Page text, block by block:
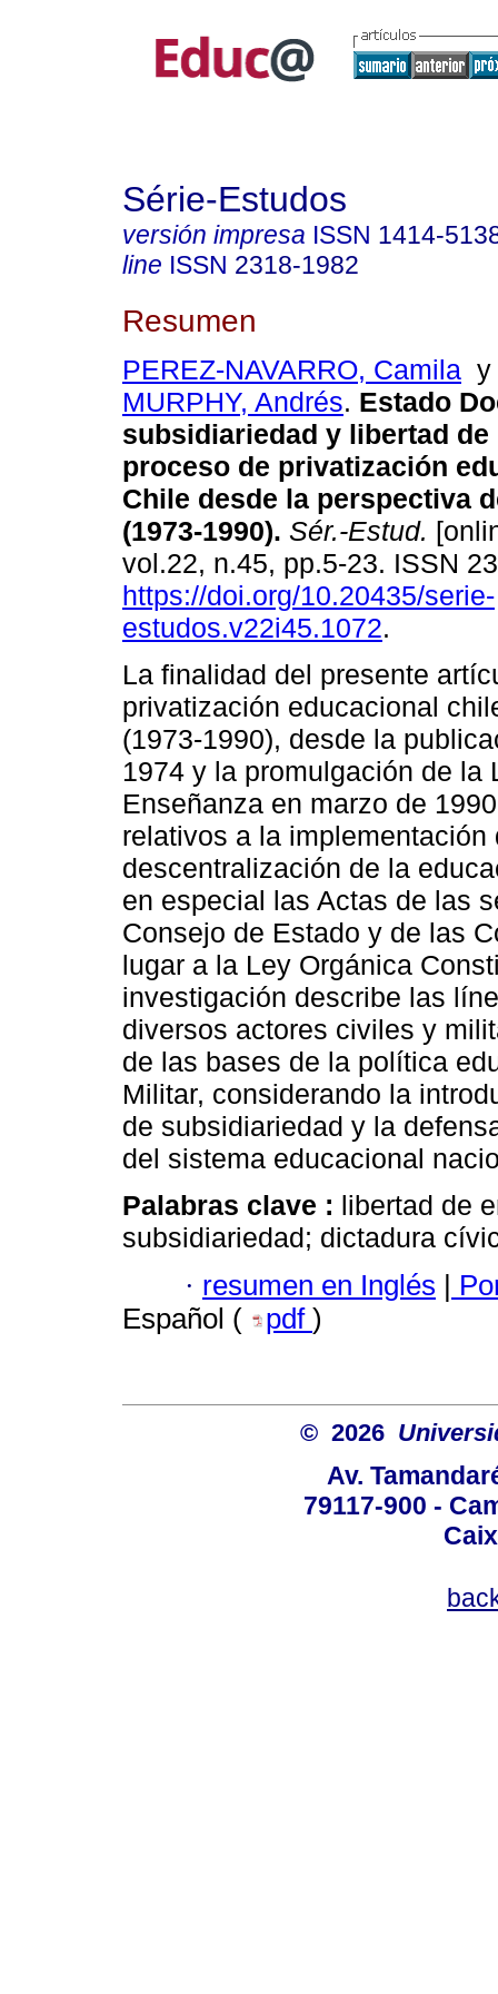
Série-Estudos
versión impresa ISSN 1414-
line ISSN 2318-1982
Resumen
PEREZ-NAVARRO, Camila
MURPHY, Andrés. Estado
subsidiariedad y libertad de
proceso de privatización
Chile desde la perspectiva
(1973-1990). Sér.-Estud.
vol.22, n.45, pp.5-23. ISSN
https://doi.org/10.20435/serie-
estudos.v22i45.1072.
La finalidad del presente
privatización educacional
(1973-1990), desde la
1974 y la promulgación de la
Enseñanza en marzo de
relativos a la
descentralización de la
en especial las Actas de las
Consejo de Estado y de las
lugar a la Ley Orgánica
investigación describe las
diversos actores civiles y
de las bases de la política
Militar, considerando la
de subsidiariedad y la
del sistema educacional
Palabras clave : libertad de
subsidiariedad; dictadura
· resumen en Inglés |
Español (
pdf )
© 2026
Av.
79117-900 -